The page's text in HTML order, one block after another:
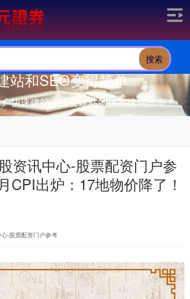
搜索
站和SEO变得简单
快速建站，让会建站的提高建站效率！
资讯中心-股票配资门户参
CPI出炉：17地物价降了！
-股票配资门户参考